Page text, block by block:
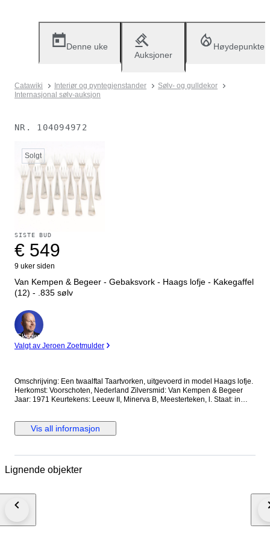
Denne uke
Auksjoner
Høydepunkter
Catawiki Interiør og pyntegjenstander
Sølv- og gulldekor
Internasjonal sølv-auksjon
NR. 104094972
Solgt
SISTE BUD
€ 549
9 uker siden
Van Kempen & Begeer - Gebaksvork - Haags lofje - Kakegaffel
(12) - .835 sølv
Ekspert
Valgt av Jeroen Zoetmulder
Omschrijving: Een twaalftal Taartvorken, uitgevoerd in model Haags lofje.
Herkomst: Voorschoten, Nederland Zilversmid: Van Kempen & Begeer
Jaar: 1971 Keurtekens: Leeuw II, Minerva B, Meesterteken, l. Staat: in
12534 Al onze artikelen worden aangetekend verzonden. U kunt het
kavel ook afhalen in één van onze ruim 100 kantoren in Nederland,
NL en BE) Comptoir de l’Or (voor BE) of Goldwechselhaus (voor DE) voor
aan ons door.
Vis all informasjon
Lignende objekter